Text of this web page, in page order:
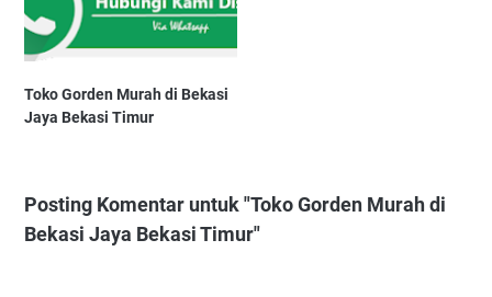
Toko Gorden Murah di Bekasi
Jaya Bekasi Timur
Posting Komentar untuk "Toko Gorden Murah di
Bekasi Jaya Bekasi Timur"